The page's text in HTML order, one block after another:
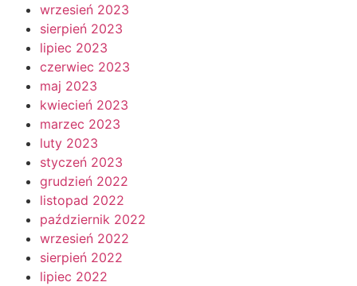
wrzesień 2023
sierpień 2023
lipiec 2023
czerwiec 2023
maj 2023
kwiecień 2023
marzec 2023
luty 2023
styczeń 2023
grudzień 2022
listopad 2022
październik 2022
wrzesień 2022
sierpień 2022
lipiec 2022